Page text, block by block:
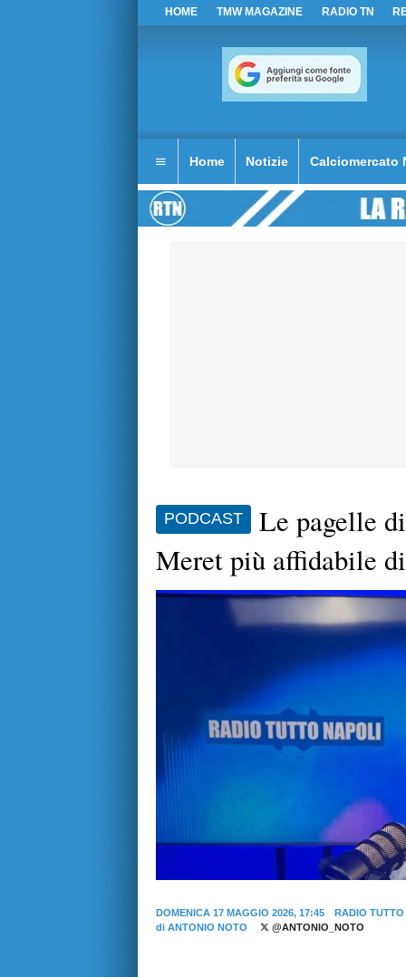
HOME TMW MAGAZINE RADIO TN
Home Notizie Calciomercato
PODCAST
Le pagelle
Meret più affidabile
DOMENICA 17 MAGGIO 2026, 17:45
RADIO TUTTO
di ANTONIO NOTO @ANTONIO_NOTO